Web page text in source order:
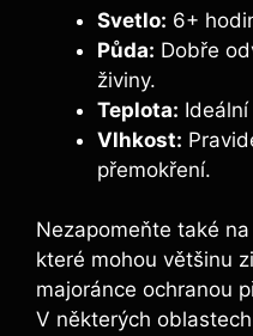
Svetlo: 6+
Půda: Dobře
živiny.
Teplota:
Vlhkost:
přemokření.
Nezapomeňte také
které mohou většinu
majoránce ochranou
V některých